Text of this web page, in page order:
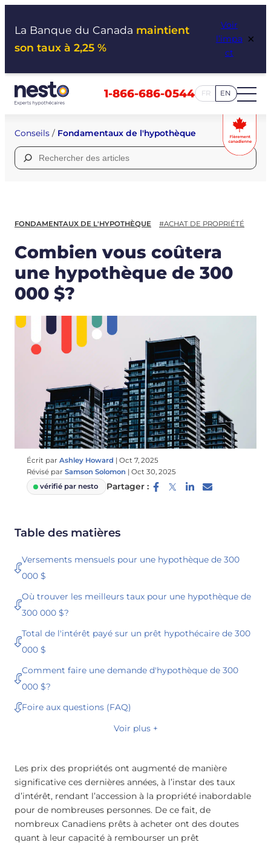
La Banque du Canada maintient
son taux à 2,25 %
Voir
l’impa
ct
×
1-866-686-0544 FR EN
Conseils / Fondamentaux de l'hypothèque
Rechercher :
FONDAMENTAUX DE L'HYPOTHÈQUE #ACHAT DE PROPRIÉTÉ
Combien vous coûtera
une hypothèque de 300
000 $?
Écrit par Ashley Howard | Oct 7, 2025
Révisé par Samson Solomon | Oct 30, 2025
vérifié par nesto
Partager :
Table des matières
Versements mensuels pour une hypothèque de 300
000 $
Où trouver les meilleurs taux pour une hypothèque de
300 000 $?
Total de l'intérêt payé sur un prêt hypothécaire de 300
000 $
Comment faire une demande d'hypothèque de 300
000 $?
Foire aux questions (FAQ)
Voir plus +
Les prix des propriétés ont augmenté de manière
significative ces dernières années, à l’instar des taux
d’intérêt, rendant l’accession à la propriété inabordable
pour de nombreuses personnes. De ce fait, de
nombreux Canadiens prêts à acheter ont des doutes
quant à leur capacité à rembourser un prêt